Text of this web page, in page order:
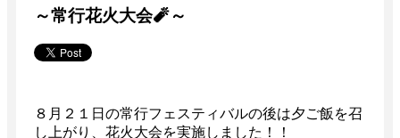
～常行花火大会🧨～
８月２１日の常行フェスティバルの後は夕ご飯を召
し上がり、花火大会を実施しました！！